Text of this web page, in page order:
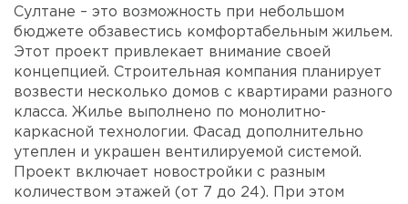
Султане – это возможность при небольшом
бюджете обзавестись комфортабельным жильем.
Этот проект привлекает внимание своей
концепцией. Строительная компания планирует
возвести несколько домов с квартирами разного
класса. Жилье выполнено по монолитно-
каркасной технологии. Фасад дополнительно
утеплен и украшен вентилируемой системой.
Проект включает новостройки с разным
количеством этажей (от 7 до 24). При этом